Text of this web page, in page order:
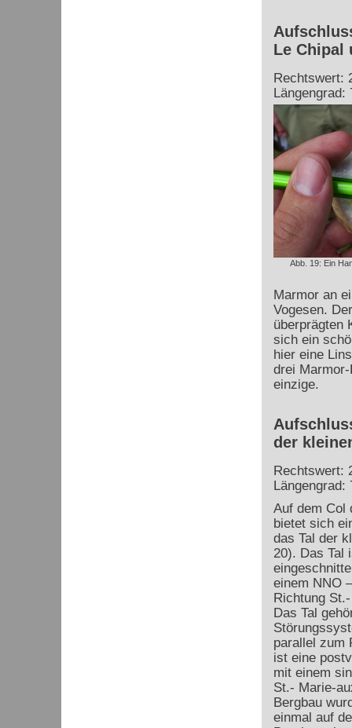
Le Chipal
Rechtswert:
Längengrad:
Abb. 19: Ein
Marmor an
Vogesen.
überprägten
sich ein
hier eine
drei
einzige.
der
Rechtswert:
Längengrad:
Auf dem Col
bietet sich
das Tal der
20). Das Tal
einem NNO
Richtung
Das Tal
parallel zum
ist eine
mit einem
St.- Marie-
Bergbau
einmal auf